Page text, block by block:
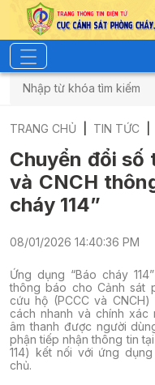
TRANG CHỦ TIN TỨC
Chuyển đổi số
và CNCH
cháy 114”
08/01/2026 14:40:36 PM
Ứng dụng “Báo cháy
thông báo cho Cảnh sát
cứu hộ (PCCC và
cách nhanh và chính xác
âm thanh được người
phận tiếp nhận thông tin
114) kết nối với ứng
chủ.